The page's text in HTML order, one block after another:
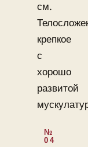
см.
крепкое
с
хорошо
развитой